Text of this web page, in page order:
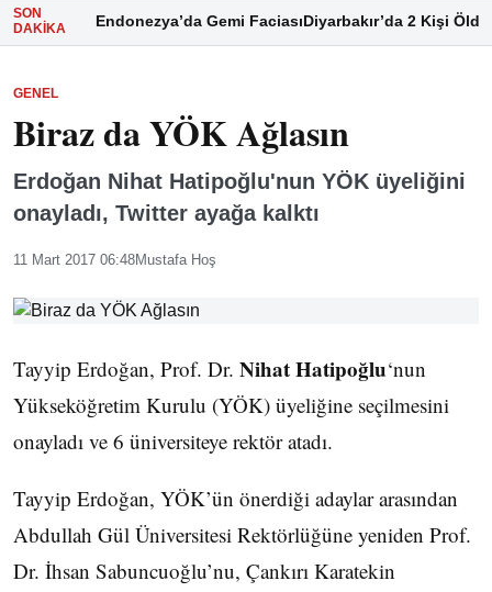
SON
DAKIKA
Endonezya’da Gemi FaciasıDiyarbakır’da 2 Kişi Öldü
GENEL
Biraz da YÖK Ağlasın
Erdoğan Nihat Hatipoğlu'nun YÖK üyeliğini
onayladı, Twitter ayağa kalktı
11 Mart 2017 06:48Mustafa Hoş
Tayyip Erdoğan, Prof. Dr. Nihat Hatipoğlu‘nun
Yükseköğretim Kurulu (YÖK) üyeliğine seçilmesini
onayladı ve 6 üniversiteye rektör atadı.
Tayyip Erdoğan, YÖK’ün önerdiği adaylar arasından
Abdullah Gül Üniversitesi Rektörlüğüne yeniden Prof.
Dr. İhsan Sabuncuoğlu’nu, Çankırı Karatekin